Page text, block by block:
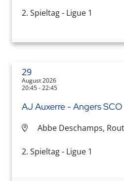
2. Spieltag - Ligue 1
29
August 2026
20:45 - 22:45
AJ Auxerre - Angers SCO
Abbe Deschamps,
2. Spieltag - Ligue 1